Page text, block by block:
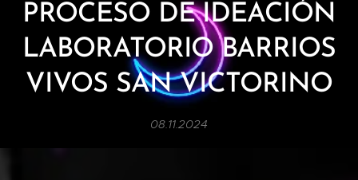
PROCESO DE IDEACIÓN
LABORATORIO BARRIOS
VIVOS SAN VICTORINO
08.11.2024